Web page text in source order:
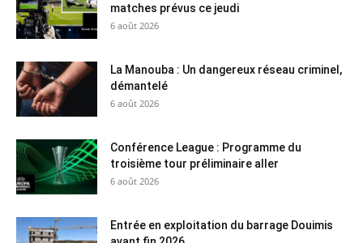
matches prévus ce jeudi
6 août 2026
La Manouba : Un dangereux réseau criminel,
démantelé
6 août 2026
Conférence League : Programme du
troisième tour préliminaire aller
6 août 2026
Entrée en exploitation du barrage Douimis